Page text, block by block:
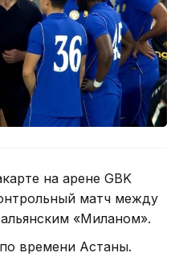
на арене GBK
матч между
«Миланом».
времени Астаны.